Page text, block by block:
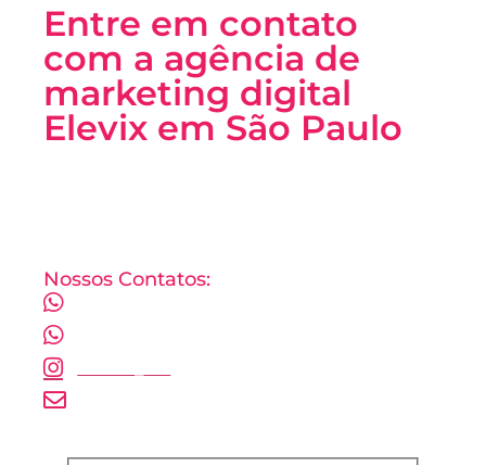
Entre em contato
com a agência de
marketing digital
Elevix em São Paulo
Nossos Contatos: